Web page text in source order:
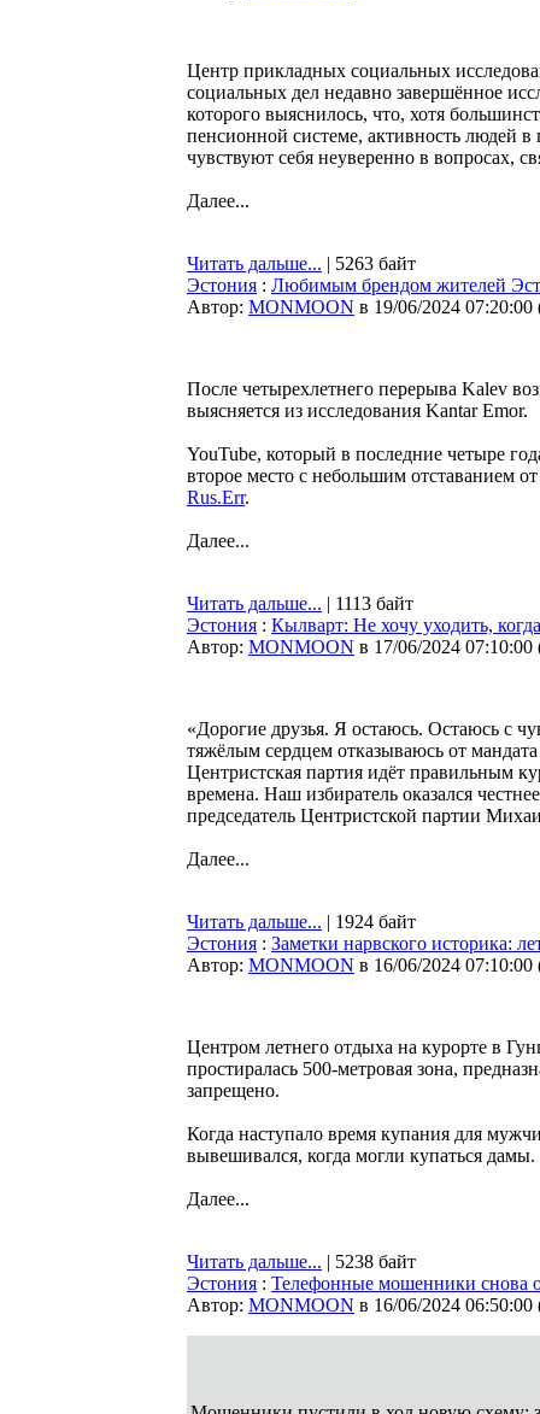
Центр прикладных социальных
социальных дел недавно завершённое
которого выяснилось, что, хотя
пенсионной системе, активность людей
чувствуют себя неуверенно в вопросах,
Далее...
Читать дальше... | 5263 байт
Эстония : Любимым брендом жителей
Автор: MONMOON в 19/06/2024 07:20:00
После четырехлетнего перерыва Kalev
выясняется из исследования Kantar Emor.
YouTube, который в последние четыре
второе место с небольшим отставанием
Rus.Err.
Далее...
Читать дальше... | 1113 байт
Эстония : Кылварт: Не хочу уходить,
Автор: MONMOON в 17/06/2024 07:10:00
«Дорогие друзья. Я остаюсь. Остаюсь с
тяжёлым сердцем отказываюсь от
Центристская партия идёт правильным
времена. Наш избиратель оказался
председатель Центристской партии
Далее...
Читать дальше... | 1924 байт
Эстония : Заметки нарвского историка:
Автор: MONMOON в 16/06/2024 07:10:00
Центром летнего отдыха на курорте в
простиралась 500-метровая зона,
запрещено.
Когда наступало время купания для
вывешивался, когда могли купаться дамы.
Далее...
Читать дальше... | 5238 байт
Эстония : Телефонные мошенники снова
Автор: MONMOON в 16/06/2024 06:50:00